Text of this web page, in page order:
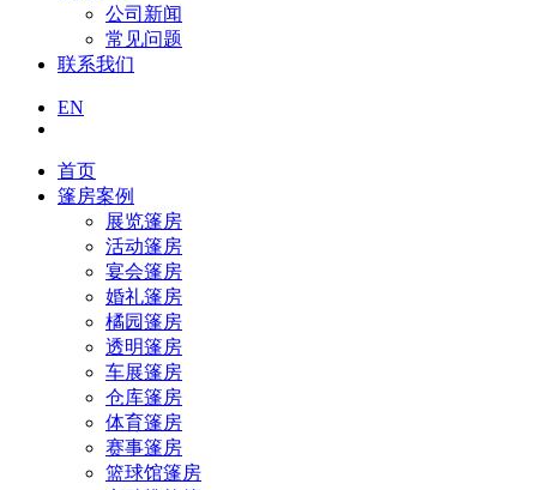
公司新闻
常见问题
联系我们
EN
首页
篷房案例
展览篷房
活动篷房
宴会篷房
婚礼篷房
橘园篷房
透明篷房
车展篷房
仓库篷房
体育篷房
赛事篷房
篮球馆篷房